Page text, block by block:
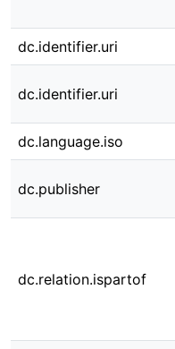
dc.identifier.uri
dc.identifier.uri
dc.language.iso
dc.publisher
dc.relation.ispartof